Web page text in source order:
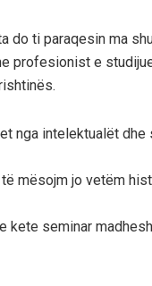
do ti paraqesin ma
profesionist e
nga intelektualët
mësojm jo vetëm
kete seminar